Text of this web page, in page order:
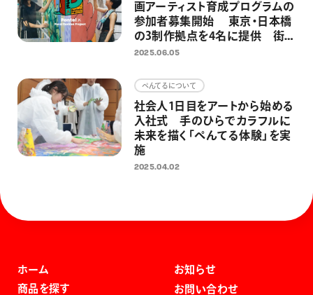
画アーティスト育成プログラムの
参加者募集開始 東京・日本橋
の3制作拠点を4名に提供 街と
人をアートでつなぎ、アートを日
2025.06.05
ぺんてるについて
社会人1日目をアートから始める
入社式 手のひらでカラフルに
未来を描く「ぺんてる体験」を実
施
2025.04.02
ホーム
商品を探す
お知らせ
お問い合わせ